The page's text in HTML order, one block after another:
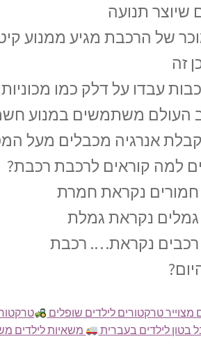
שיוצר תנועה
של הרכבת מגיע ממנוע
זה
עבדו על דלק כמו מכוניות
העולם משתמשים במנוע
אנרגיה מכבלים מעל
למה קוראים לרכבת רכבת?
חמורים נקראת חמרת
גמלים נקראת גמלת
רכבים נקראת…. רכבת
מצוייר טרקטורים לילדים שופלים
בטון לילדים בעברית
משאיות לילדים